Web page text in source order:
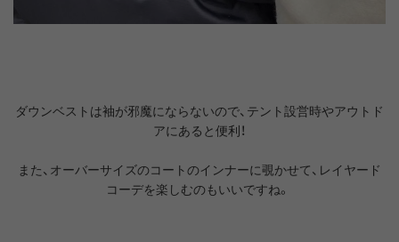
ダウンベストは袖が邪魔にならないので、テント設営時やアウトド
アにあると便利！
また、オーバーサイズのコートのインナーに覗かせて、レイヤード
コーデを楽しむのもいいですね。